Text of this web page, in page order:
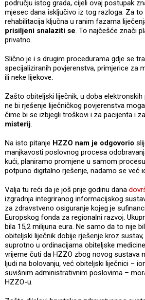
području istog grada, cijeli ovaj postupak
mjesec dana isključivo iz tog razloga. Za to
rehabilitacija ključna u ranim fazama
prisiljeni snalaziti se . To najčešće znači
privatno.
Slično je i s drugim procedurama gdje se
specijaliziranih povjerenstva, primjerice za
ili neke lijekove.
Zašto obiteljski liječnik, u doba
ne bi rješenje liječničkog povjerenstva
čime bi se izbjegli troškovi i za pacijenta i
misterij
Na isto pitanje HZZO nam je odgovorio
manjkavosti poslovnog procesa
kući, planiramo promjene u samom
potpuno digitalno rješenje, nadamo se već
Valja tu reći da je još prije godinu dana
izgradnja integriranog informacijskog
za zdravstveno osiguranje kojeg je
Europskog fonda za regionalni razvoj.
bila 15,2 milijuna eura. Ne samo da to nije
obiteljski liječnik dobije rješenje kroz
suprotno u ordinacijama obiteljske
vrijeme čuti da HZZO zbog novog sustava
ljudi na bolovanju, već obiteljski liječnici –
suvišnim administrativnim poslovima –
HZZO-u.